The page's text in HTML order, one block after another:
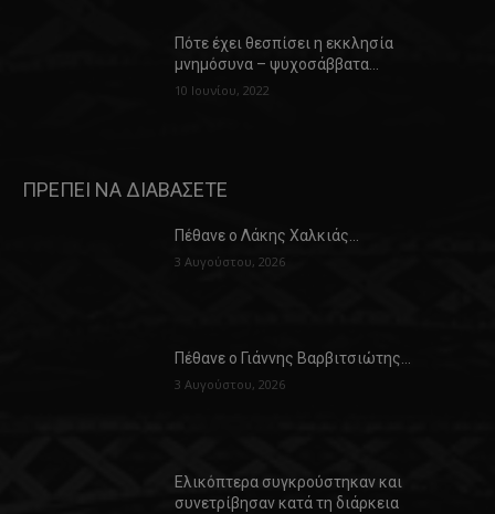
Πότε έχει θεσπίσει η εκκλησία
μνημόσυνα – ψυχοσάββατα…
10 Ιουνίου, 2022
ΠΡΕΠΕΙ ΝΑ ΔΙΑΒΑΣΕΤΕ
Πέθανε ο Λάκης Χαλκιάς…
3 Αυγούστου, 2026
Πέθανε ο Γιάννης Βαρβιτσιώτης…
3 Αυγούστου, 2026
Ελικόπτερα συγκρούστηκαν και
συνετρίβησαν κατά τη διάρκεια